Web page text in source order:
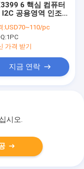
6 핵심 컴퓨터
I2C 공용영역 인조
퓨터 PC 보드
:USD70~110/pc
1PC
가격 받기
지금 연락
시오.